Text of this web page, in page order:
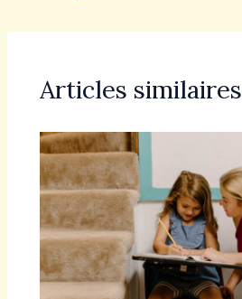
Articles similaires